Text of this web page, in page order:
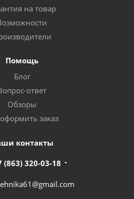
на товар
Помощь
Блог
ответ
Обзоры
заказ
контакты
(863) 320-03-18